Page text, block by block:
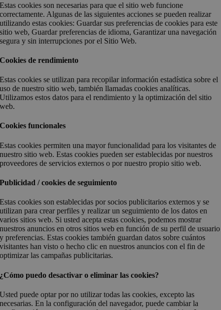
Estas cookies son necesarias para que el sitio web funcione
correctamente. Algunas de las siguientes acciones se pueden realizar
utilizando estas cookies: Guardar sus preferencias de cookies para este
sitio web, Guardar preferencias de idioma, Garantizar una navegación
segura y sin interrupciones por el Sitio Web.
Cookies de rendimiento
Estas cookies se utilizan para recopilar información estadística sobre el
uso de nuestro sitio web, también llamadas cookies analíticas.
Utilizamos estos datos para el rendimiento y la optimización del sitio
web.
Cookies funcionales
Estas cookies permiten una mayor funcionalidad para los visitantes de
nuestro sitio web. Estas cookies pueden ser establecidas por nuestros
proveedores de servicios externos o por nuestro propio sitio web.
Publicidad / cookies de seguimiento
Estas cookies son establecidas por socios publicitarios externos y se
utilizan para crear perfiles y realizar un seguimiento de los datos en
varios sitios web. Si usted acepta estas cookies, podemos mostrar
nuestros anuncios en otros sitios web en función de su perfil de usuario
y preferencias. Estas cookies también guardan datos sobre cuántos
visitantes han visto o hecho clic en nuestros anuncios con el fin de
optimizar las campañas publicitarias.
¿Cómo puedo desactivar o eliminar las cookies?
Usted puede optar por no utilizar todas las cookies, excepto las
necesarias. En la configuración del navegador, puede cambiar la